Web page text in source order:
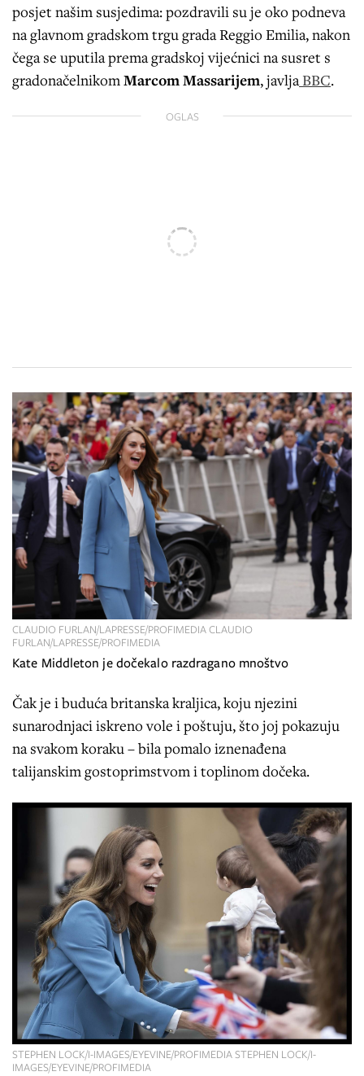
posjet našim susjedima: pozdravili su je oko podneva
na glavnom gradskom trgu grada Reggio Emilia, nakon
čega se uputila prema gradskoj vijećnici na susret s
gradonačelnikomMarcom Massarijem, javljaBBC.
OGLAS
Kate Middleton je dočekalo razdragano mnoštvo
CLAUDIO FURLAN/LAPRESSE/PROFIMEDIA CLAUDIO
FURLAN/LAPRESSE/PROFIMEDIA
Čak je i buduća britanska kraljica, koju njezini
sunarodnjaci iskreno vole i poštuju, što joj pokazuju
na svakom koraku – bila pomalo iznenađena
talijanskim gostoprimstvom i toplinom dočeka.
STEPHEN LOCK/I-IMAGES/EYEVINE/PROFIMEDIA STEPHEN LOCK/I-
IMAGES/EYEVINE/PROFIMEDIA